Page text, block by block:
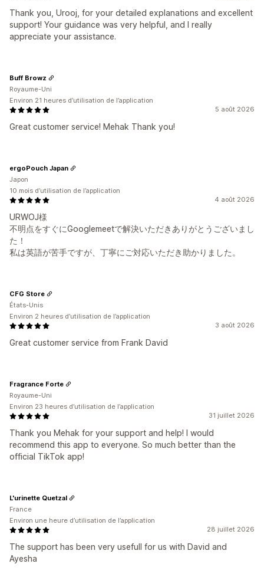
Thank you, Urooj, for your detailed explanations and excellent
support! Your guidance was very helpful, and I really
appreciate your assistance.
5 août 2026
Great customer service! Mehak Thank you!
Buff Browz
Royaume-Uni
Environ 21 heures d’utilisation de l’application
4 août 2026
URWOJ様
不明点をすぐにGooglemeetで解決いただきありがとうございまし
た！
私は英語が苦手ですが、丁寧にご対応いただき助かりました。
ergoPouch Japan
Japon
10 mois d’utilisation de l’application
3 août 2026
Great customer service from Frank David
CFG Store
États-Unis
Environ 2 heures d’utilisation de l’application
31 juillet 2026
Thank you Mehak for your support and help! I would
recommend this app to everyone. So much better than the
official TikTok app!
Fragrance Forte
Royaume-Uni
Environ 23 heures d’utilisation de l’application
28 juillet 2026
The support has been very usefull for us with David and
Ayesha
L'urinette Quetzal
France
Environ une heure d’utilisation de l’application